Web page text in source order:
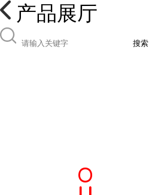
产品展厅
搜索